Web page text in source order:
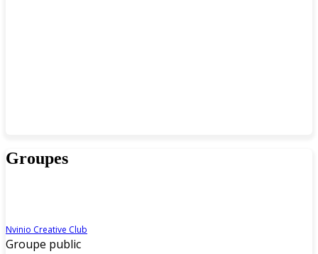
Groupes
Nvinio Creative Club
Groupe public